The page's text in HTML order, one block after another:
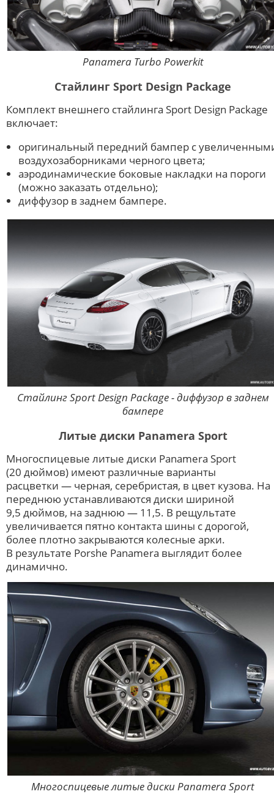
Panamera Turbo Powerkit
Стайлинг Sport Design Package
Комплект внешнего стайлинга Sport Design Package
включает:
оригинальный передний бампер с
воздухозаборниками черного цвета;
аэродинамические боковые накладки на пороги
(можно заказать отдельно);
диффузор в заднем бампере.
Стайлинг Sport Design Package - диффузор в заднем
бампере
Литые диски Panamera Sport
Многоспицевые литые диски Panamera Sport
(20 дюймов) имеют различные варианты
расцветки — черная, серебристая, в цвет кузова. На
переднюю устанавливаются диски шириной
9,5 дюймов, на заднюю — 11,5. В рещультате
увеличивается пятно контакта шины с дорогой,
более плотно закрываются колесные арки.
В результате Porshe Panamera выглядит более
динамично.
Многоспицевые литые диски Panamera Sport